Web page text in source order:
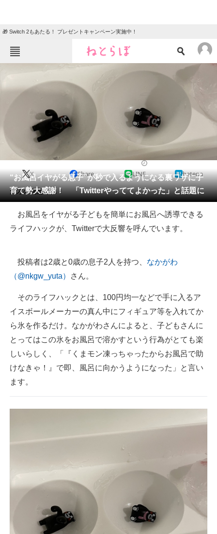
🎁 Switch 2もあたる！ プレゼントキャンペーン実施中！
教育・育児
動物
会員記事
メディア
注目記事を集めた総合ページ
スマホと通信の最新トレンド
進化するPCとデバイスの未来
好きが集まる 比べて選べる
ビジネスと働き方のヒント
AI活用のいまが分かる
企業ITのトレンドを詳説
経営リーダーのコミュニティ
IT製品の技術・比較・事例
製造業のIT導入・活用を支援
モノづくり技術者専門サイト
エレクトロニクス専門サイト
“お風呂イヤがる息子”が秒で入るようになる裏ワザに子
育て勢大感謝！ 「Twitterやっててよかった」と話題に
X Share LINE hatena
天才の発想……！
お風呂をイヤがる子どもを簡単にお風呂へ誘導できる
ライフハックが、Twitterで大反響を呼んでいます。
投稿者は2歳と0歳の息子2人を持つ、 なかがわ
（@nkgw_yuta）
さん。
そのライフハックとは、100円均一などで手に入るア
イスボールメーカーの真ん中にフィギュア等を入れてか
ら氷を作るだけ。なかがわさんによると、子どもさんに
とってはこの氷をお風呂で溶かすという行為がとても楽
しいらしく、「『くまモン凍っちゃったからお風呂で助
けなきゃ！』で即、風呂に向かうようになった」と言い
ます。